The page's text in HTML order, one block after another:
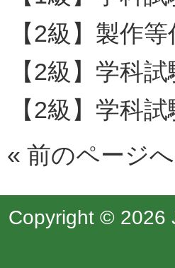
【2級】製作
【2級】学科
【2級】学科
« 前のページ
Copyright © 2026